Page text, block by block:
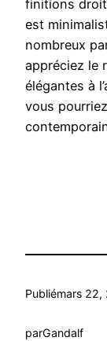
finitions
est
nombreux
appréciez le
élégantes à
vous
Publiémars 22,
parGandalf